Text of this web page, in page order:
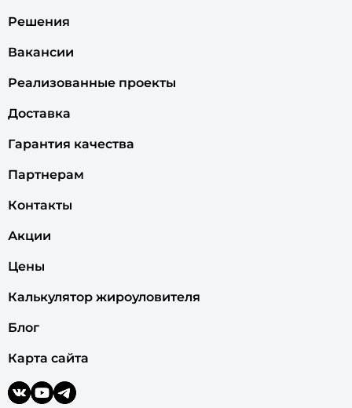
Решения
Вакансии
Реализованные проекты
Доставка
Гарантия качества
Партнерам
Контакты
Акции
Цены
Калькулятор жироуловителя
Блог
Карта сайта